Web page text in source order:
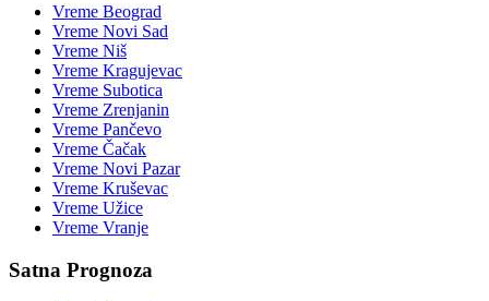
Vreme Beograd
Vreme Novi Sad
Vreme Niš
Vreme Kragujevac
Vreme Subotica
Vreme Zrenjanin
Vreme Pančevo
Vreme Čačak
Vreme Novi Pazar
Vreme Kruševac
Vreme Užice
Vreme Vranje
Satna Prognoza